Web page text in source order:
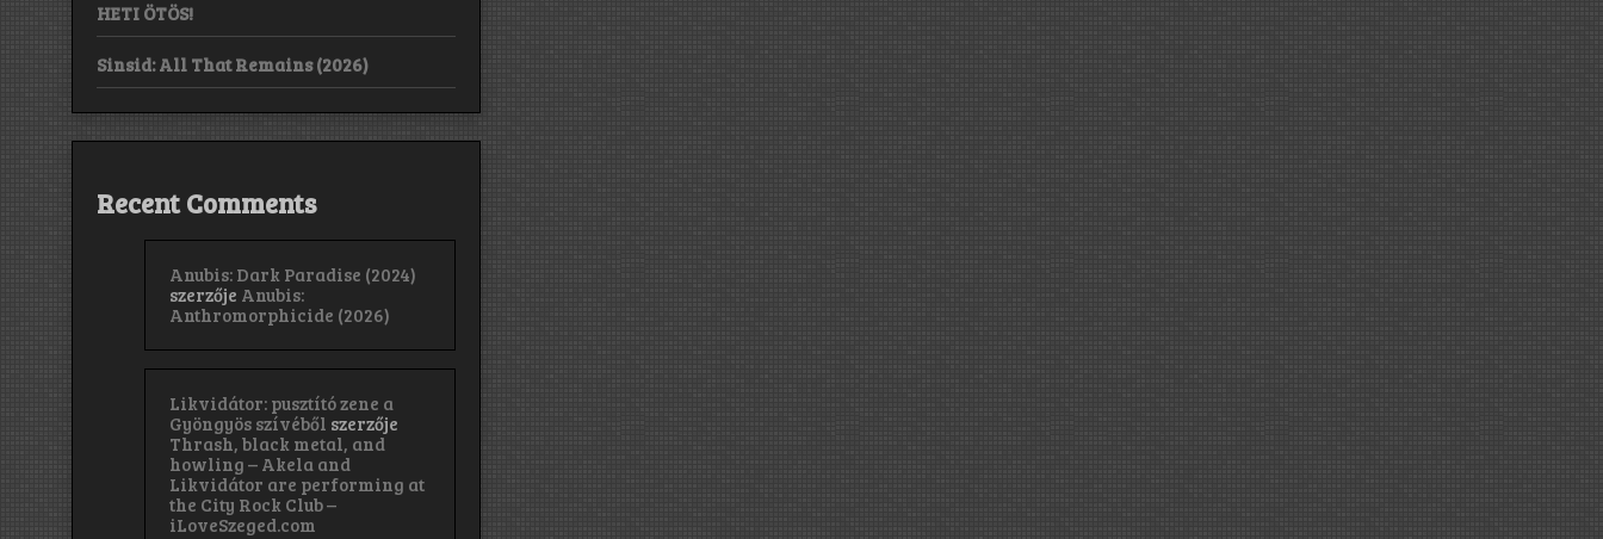
HETI ÖTÖS!
Sinsid: All That Remains (2026)
Recent Comments
Anubis: Dark Paradise (2024)
szerzője Anubis:
Anthromorphicide (2026)
Likvidátor: pusztító zene a
Gyöngyös szívéből szerzője
Thrash, black metal, and
howling – Akela and
Likvidátor are performing at
the City Rock Club –
iLoveSzeged.com